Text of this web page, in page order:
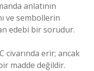
anlatının
ve sembollerin
edebi bir sorudur.
civarında erir; ancak
madde değildir.